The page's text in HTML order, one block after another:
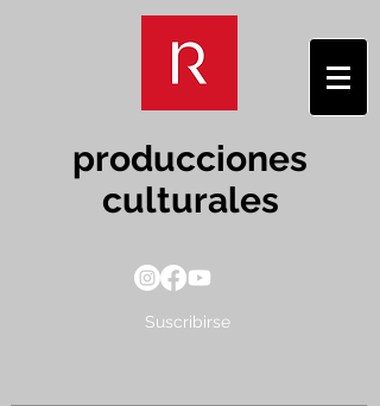
producciones
culturales
Suscribirse